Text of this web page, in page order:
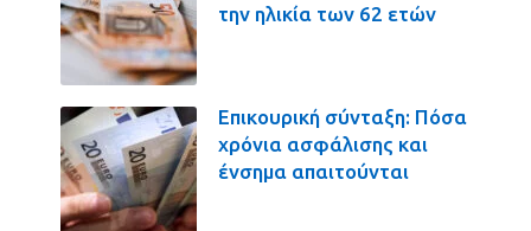
την ηλικία των 62 ετών
Επικουρική σύνταξη: Πόσα
χρόνια ασφάλισης και
ένσημα απαιτούνται